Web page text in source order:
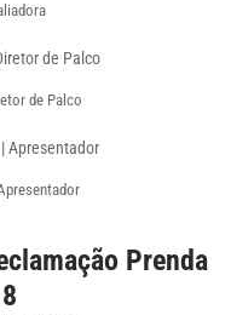
de Palco
Prenda